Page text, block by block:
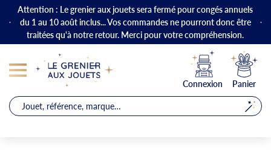
Attention : Le grenier aux jouets sera fermé pour congés annuels
du 1 au 10 août inclus... Vos commandes ne pourront donc être
traitées qu'à notre retour. Merci pour votre compréhension.
Connexion Panier